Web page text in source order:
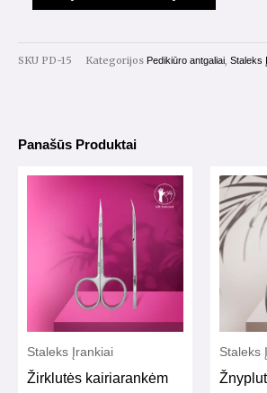
diskas
15mm.
SKU PD-15 Kategorijos Pedikiūro antgaliai Staleks
Panašūs Produktai
Staleks Įrankiai
Žirklutės kairiarankėm
Staleks